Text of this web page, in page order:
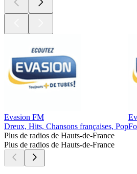
Evasion FM
Dreux, Hits, Chansons françaises, Pop
Plus de radios de Hauts-de-France
Plus de radios de Hauts-de-France